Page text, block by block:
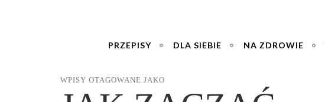
PRZEPISY DLA SIEBIE NA ZDROWIE
WPISY OTAGOWANE JAKO